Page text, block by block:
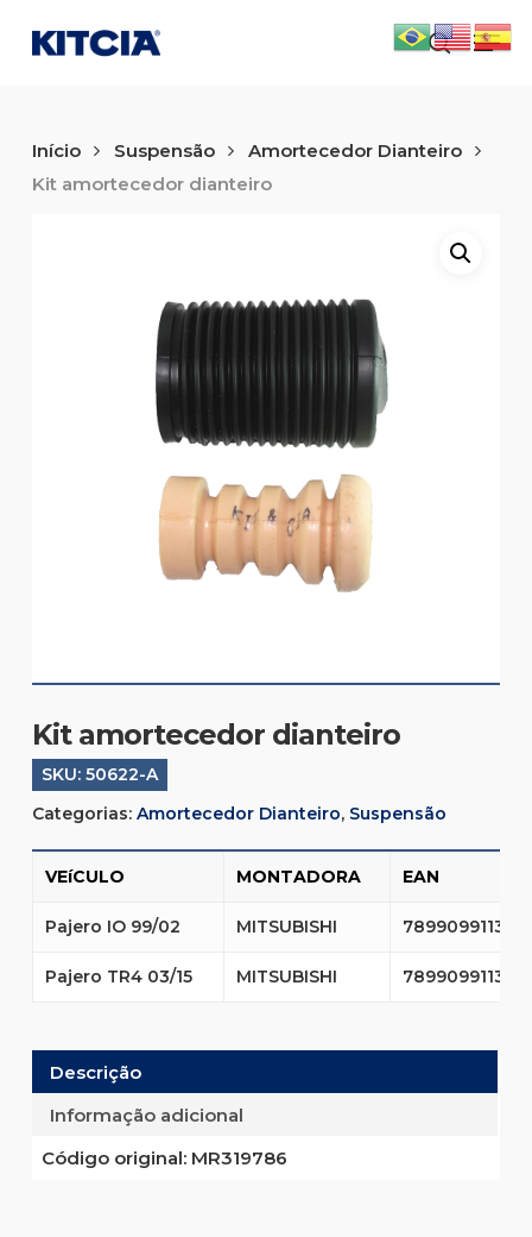
main
search
Início Suspensão
Amortecedor Dianteiro
Kit amortecedor dianteiro
Kit amortecedor dianteiro
SKU: 50622-A
Categorias: Amortecedor Dianteiro, Suspensão
VEíCULO MONTADORA EAN
Pajero IO 99/02 MITSUBISHI
Pajero TR4 03/15 MITSUBISHI
Descrição
Informação adicional
Código original:MR319786